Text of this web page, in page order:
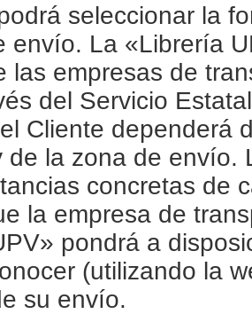
seleccionar la
envío. La «Librería
las empresas de
del Servicio
Cliente dependerá
de la zona de envío.
concretas de
la empresa de
pondrá a
(utilizando la
su envío.